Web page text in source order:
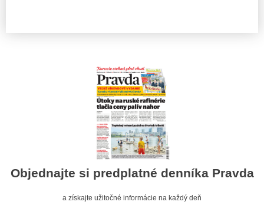
Objednajte si predplatné denníka Pravda
a získajte užitočné informácie na každý deň